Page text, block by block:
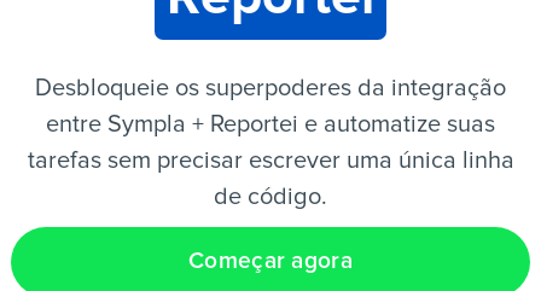
Desbloqueie os superpoderes da integração
entre Sympla + Reportei e automatize suas
tarefas sem precisar escrever uma única linha
de código.
Começar agora